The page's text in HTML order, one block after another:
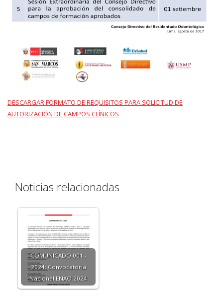
DESCARGAR FORMATO DE REQUISITOS PARA SOLICITUD DE
AUTORIZACIÓN DE CAMPOS CLÍNICOS
Noticias relacionadas
COMUNICADO 001 -
2024: Convocatoria
Nacional ENAO 2024